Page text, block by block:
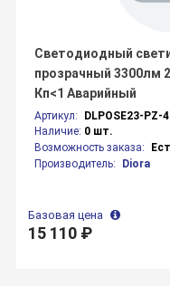
Артикул:
DLPOSE23-PZ-
Наличие: 0 шт.
Возможность заказа:
Производитель:
Diora
Светодиодный
прозрачный 3300лм
Кп<1 Аварийный
Базовая цена
15 110 ₽